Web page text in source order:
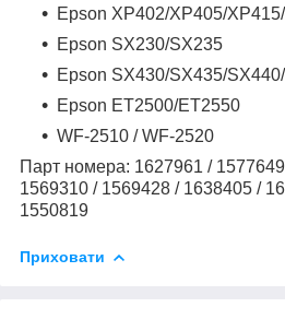
Epson XP402/XP405/
Epson SX230/SX235
Epson SX430/SX435/
Epson ET2500/ET2550
WF-2510 / WF-2520
Парт номера: 1627961 /
1569310 / 1569428 / 1638405 /
1550819
Приховати